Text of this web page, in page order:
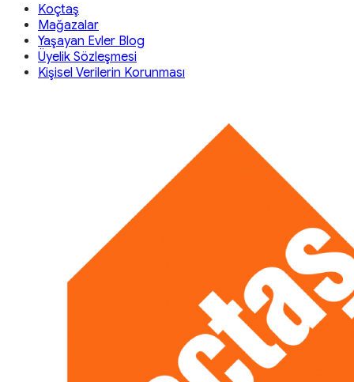
Koçtaş
Mağazalar
Yaşayan Evler Blog
Üyelik Sözleşmesi
Kişisel Verilerin Korunması